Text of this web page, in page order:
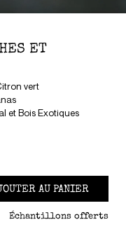
ET
vert
et Bois Exotiques
AU PANIER
Échantillons offerts